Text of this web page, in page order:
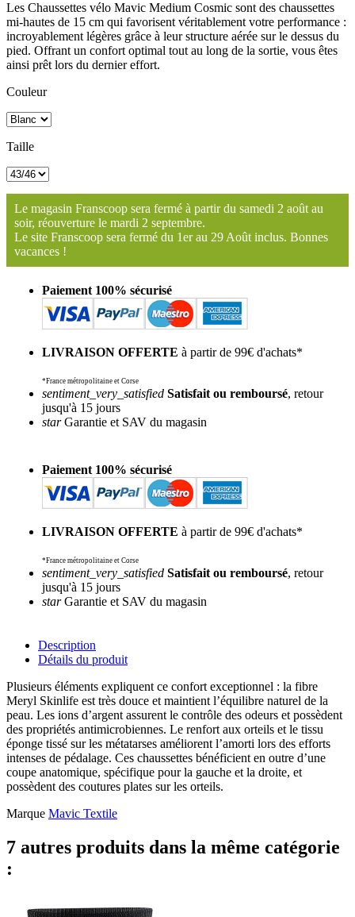
Les Chaussettes vélo Mavic Medium Cosmic sont des chaussettes
mi-hautes de 15 cm qui favorisent véritablement votre performance :
incroyablement légères grâce à leur structure aérée sur le dessus du
pied. Offrant un confort optimal tout au long de la sortie, vous êtes
ainsi prêt lors du dernier effort.
Couleur
Taille
Le magasin Franscoop sera fermé à partir du samedi 2 août au
soir, réouverture le mardi 2 septembre.
Le site Franscoop sera fermé du 1er au 29 Août inclus. Bonnes
vacances !
Paiement 100% sécurisé
LIVRAISON OFFERTE à partir de 99€ d'achats*
*France métropolitaine et Corse
sentiment_very_satisfied Satisfait ou remboursé, retour
jusqu'à 15 jours
starGarantie et SAV du magasin
Paiement 100% sécurisé
LIVRAISON OFFERTE à partir de 99€ d'achats*
*France métropolitaine et Corse
sentiment_very_satisfied Satisfait ou remboursé, retour
jusqu'à 15 jours
starGarantie et SAV du magasin
Description
Détails du produit
Plusieurs éléments expliquent ce confort exceptionnel : la fibre
Meryl Skinlife est très douce et maintient l’équilibre naturel de la
peau. Les ions d’argent assurent le contrôle des odeurs et possèdent
des propriétés antimicrobiennes. Le renfort aux orteils et le tissu
éponge tissé sur les métatarses améliorent l’amorti lors des efforts
intenses de pédalage. Ces chaussettes bénéficient en outre d’une
coupe anatomique, spécifique pour la gauche et la droite, et
possèdent des coutures plates sur les orteils.
Marque Mavic Textile
7 autres produits dans la même catégorie
: